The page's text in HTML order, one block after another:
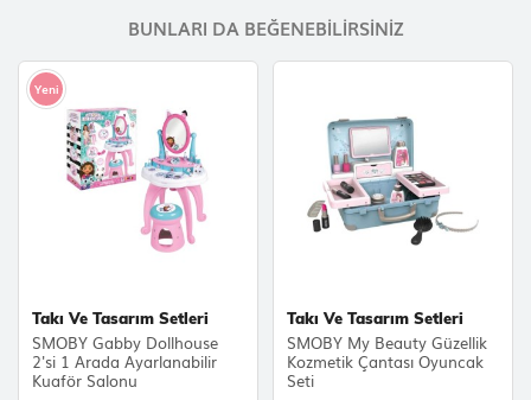
BUNLARI DA BEĞENEBILIRSINIZ
Yeni
Takı Ve Tasarım Setleri
SMOBY Gabby Dollhouse
2'si 1 Arada Ayarlanabilir
Kuaför Salonu
Takı Ve Tasarım Setleri
SMOBY My Beauty Güzellik
Kozmetik Çantası Oyuncak
Seti